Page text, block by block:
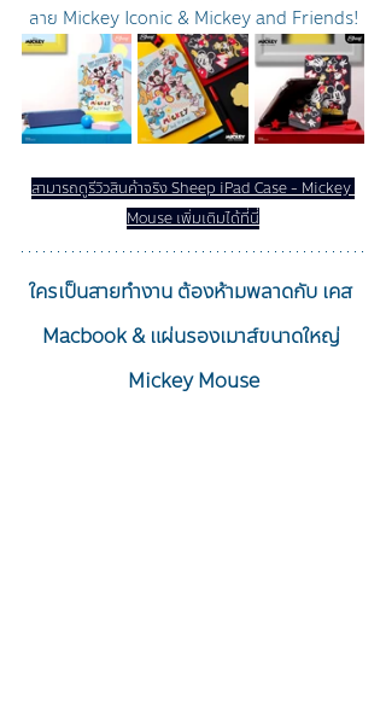
ลาย Mickey Iconic & Mickey and Friends!
สามารถดูรีวิวสินค้าจริง Sheep iPad Case - Mickey
Mouse เพิ่มเติมได้ที่นี่
ใครเป็นสายทำงาน ต้องห้ามพลาดกับ เคส
Macbook & แผ่นรองเมาส์ขนาดใหญ่
Mickey Mouse